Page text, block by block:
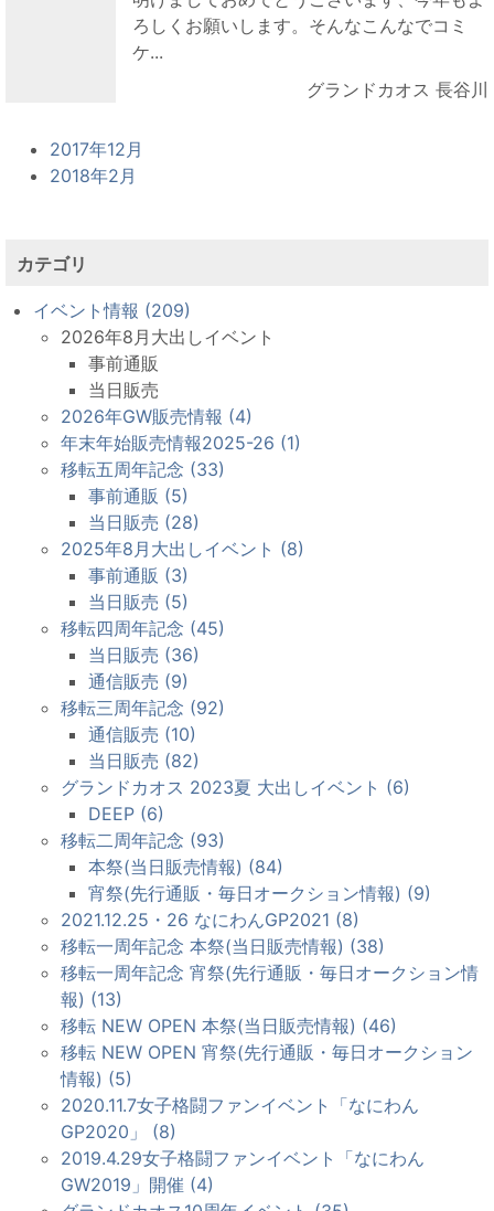
ろしくお願いします。そんなこんなでコミ
ケ...
グランドカオス 長谷川
2017年12月
2018年2月
カテゴリ
イベント情報 (209)
2026年8月大出しイベント
事前通販
当日販売
2026年GW販売情報 (4)
年末年始販売情報2025-26 (1)
移転五周年記念 (33)
事前通販 (5)
当日販売 (28)
2025年8月大出しイベント (8)
事前通販 (3)
当日販売 (5)
移転四周年記念 (45)
当日販売 (36)
通信販売 (9)
移転三周年記念 (92)
通信販売 (10)
当日販売 (82)
グランドカオス 2023夏 大出しイベント (6)
DEEP (6)
移転二周年記念 (93)
本祭(当日販売情報) (84)
宵祭(先行通販・毎日オークション情報) (9)
2021.12.25・26 なにわんGP2021 (8)
移転一周年記念 本祭(当日販売情報) (38)
移転一周年記念 宵祭(先行通販・毎日オークション情
報) (13)
移転 NEW OPEN 本祭(当日販売情報) (46)
移転 NEW OPEN 宵祭(先行通販・毎日オークション
情報) (5)
2020.11.7女子格闘ファンイベント「なにわん
GP2020」 (8)
2019.4.29女子格闘ファンイベント「なにわん
GW2019」開催 (4)